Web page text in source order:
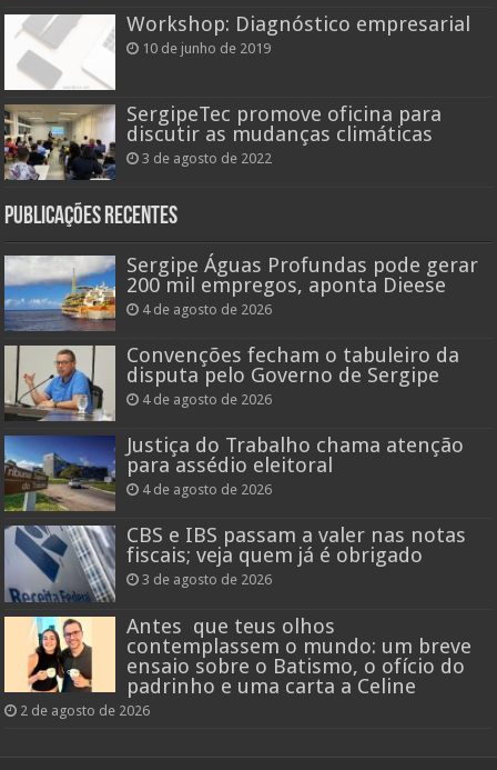
Workshop: Diagnóstico empresarial
10 de junho de 2019
SergipeTec promove oficina para
discutir as mudanças climáticas
3 de agosto de 2022
Publicações recentes
Sergipe Águas Profundas pode gerar
200 mil empregos, aponta Dieese
4 de agosto de 2026
Convenções fecham o tabuleiro da
disputa pelo Governo de Sergipe
4 de agosto de 2026
Justiça do Trabalho chama atenção
para assédio eleitoral
4 de agosto de 2026
CBS e IBS passam a valer nas notas
fiscais; veja quem já é obrigado
3 de agosto de 2026
Antes que teus olhos
contemplassem o mundo: um breve
ensaio sobre o Batismo, o ofício do
padrinho e uma carta a Celine
2 de agosto de 2026